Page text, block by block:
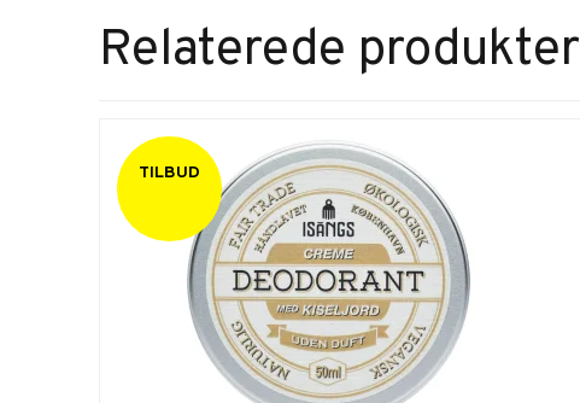
Relaterede produkter
TILBUD